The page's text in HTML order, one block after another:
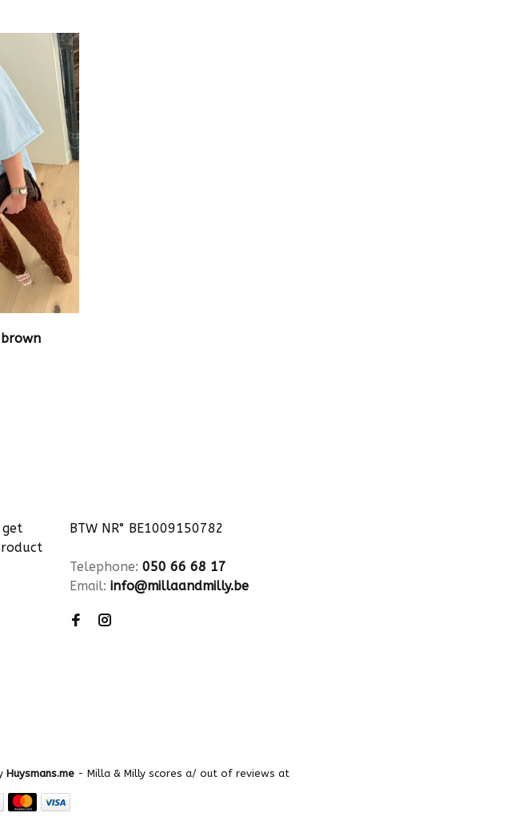
BTW NR° BE1009150782
Telephone: 050 66 68 17
Email: info@millaandmilly.be
Huysmans.me - Milla & Milly scores a/ out of reviews at